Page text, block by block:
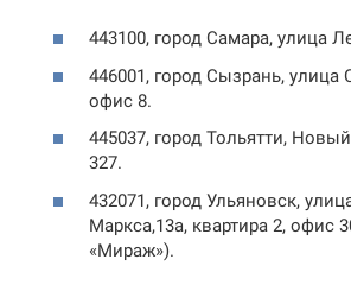
443100, город Самара, улица
446001, город Сызрань, улица
офис 8.
445037, город Тольятти,
327.
432071, город Ульяновск,
Маркса,13а, квартира 2, офис
«Мираж»).